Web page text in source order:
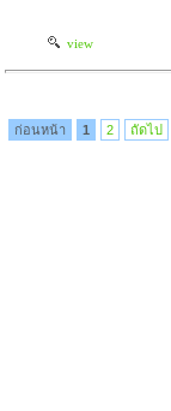
view
ก่อนหน้า 1 2 ถัดไป